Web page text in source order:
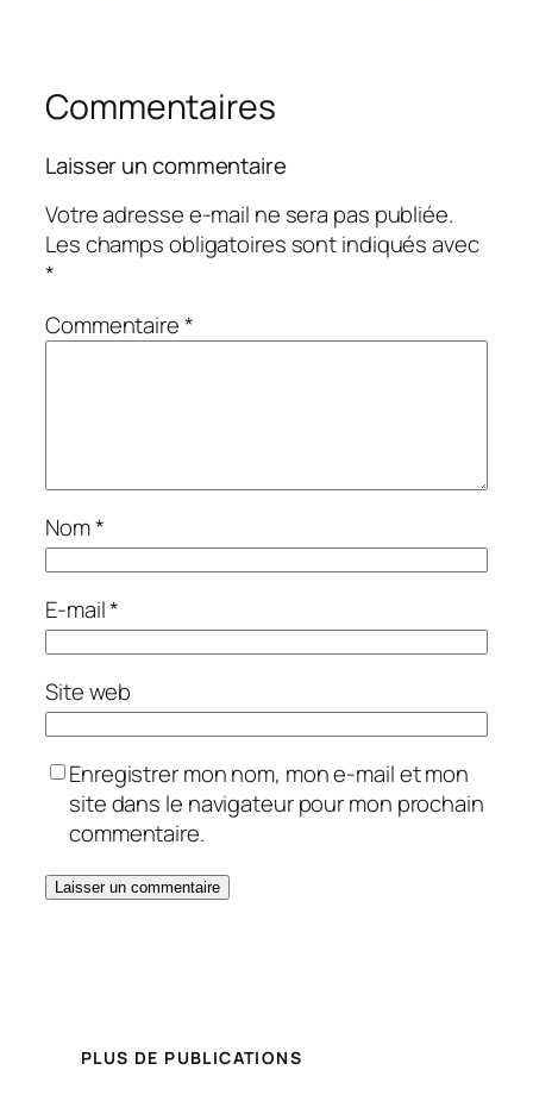
Commentaires
Laisser un commentaire
Votre adresse e-mail ne sera pas publiée.
Les champs obligatoires sont indiqués avec
*
Commentaire*
Nom*
E-mail*
Site web
Enregistrer mon nom, mon e-mail et mon
site dans le navigateur pour mon prochain
commentaire.
PLUS DE PUBLICATIONS